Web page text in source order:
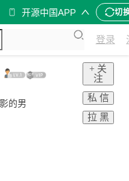
开源中国APP 切
登录
的男
+ 关
注
私 信
拉 黑